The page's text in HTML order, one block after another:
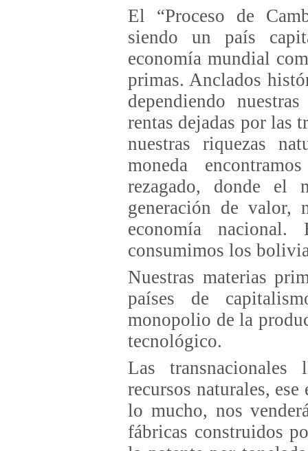
El “Proceso de
siendo un país
economía mundial
primas. Anclados
dependiendo
rentas dejadas por las
nuestras riquezas
moneda
rezagado, donde el
generación de
economía
consumimos los
Nuestras materias
países de
monopolio de la
tecnológico.
Las
recursos naturales,
lo mucho, nos
fábricas construidos